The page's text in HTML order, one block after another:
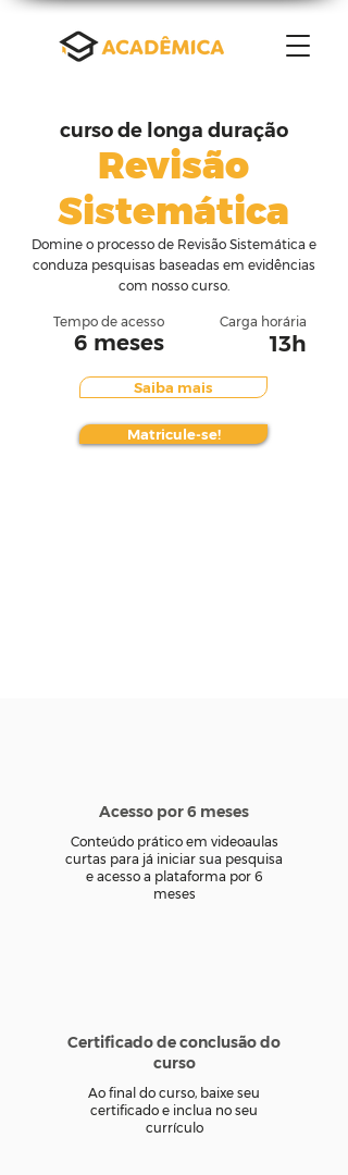
curso de longa duração
Revisão
Sistemática
Domine o processo de Revisão Sistemática e
conduza pesquisas baseadas em evidências
com nosso curso.
Tempo de acesso
6 meses
Carga horária
13h
Saiba mais
Matricule-se!
Acesso por 6 meses
Conteúdo prático em videoaulas
curtas para já iniciar sua pesquisa
e acesso a plataforma por 6
meses
Certificado de conclusão do
curso
Ao final do curso, baixe seu
certificado e inclua no seu
currículo